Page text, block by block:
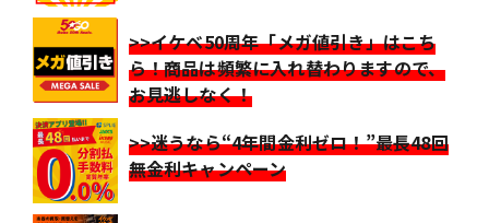
>>イケベ50周年「メガ値引き」はこち
ら！商品は頻繁に入れ替わりますので、
お見逃しなく！
>>迷うなら“4年間金利ゼロ！”最長48回
無金利キャンペーン